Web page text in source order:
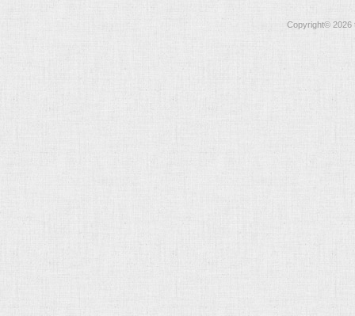
Copyright© 2026